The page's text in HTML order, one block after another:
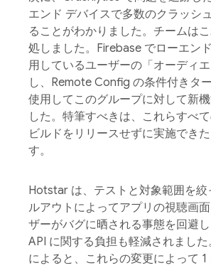
エンド デバイスで多数のクラッシ
ることがわかりました。チームは
処しました。Firebase でローエン
用しているユーザーの「オーディ
し、Remote Config の条件付きタ
使用してこのグループに対して新
した。特筆すべきは、これらすべ
ビルドをリリースせずに実施でき
す。
Hotstar は、テストと対象範囲を絞
ルアウトによってアプリの視聴画
ザーがバグに晒される事態を回避し
API に関する負担も軽減されまし
によると、これらの変更によって 1